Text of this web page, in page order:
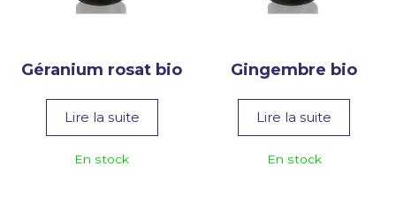
Géranium rosat bio
Lire la suite
En stock
Gingembre bio
Lire la suite
En stock